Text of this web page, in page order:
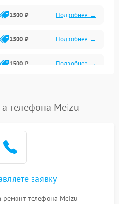
корпусом и другие
1500 ₽ Подробнее →
1500 ₽ Подробнее →
1500 ₽ Подробнее →
4000 ₽ Подробнее →
телефона Meizu
заявку
ремонт телефона Meizu